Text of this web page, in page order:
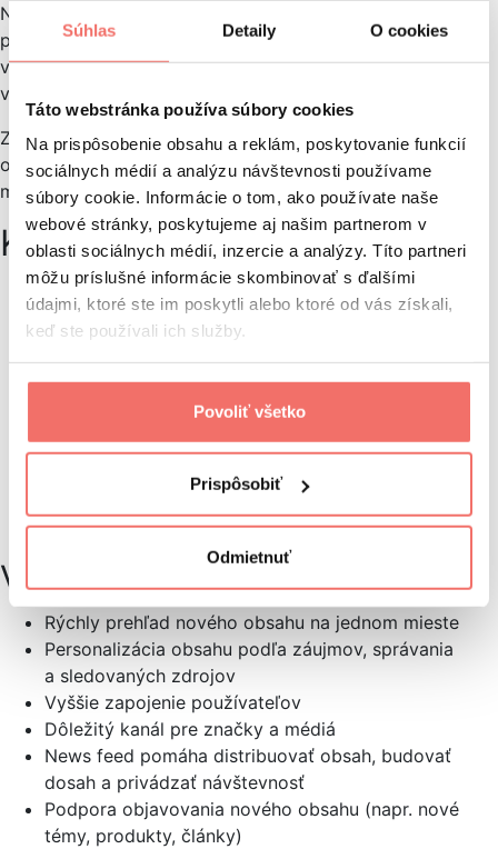
Súhlas Detaily O cookies
Táto webstránka používa súbory cookies
Na prispôsobenie obsahu a reklám, poskytovanie funkcií
sociálnych médií a analýzu návštevnosti používame
súbory cookie. Informácie o tom, ako používate naše
webové stránky, poskytujeme aj našim partnerom v
oblasti sociálnych médií, inzercie a analýzy. Títo partneri
môžu príslušné informácie skombinovať s ďalšími
údajmi, ktoré ste im poskytli alebo ktoré od vás získali,
keď ste používali ich služby.
Povoliť všetko
Prispôsobiť
Odmietnuť
Na sociálnych médiách sa pojem výrazne presadil najmä
prostredníctvom Facebooku, ktorý newsfeed predstavil
v roku 2006 ako novúdomovskú stránku; používateľ tu
videl priebežný zoznam aktivít svojich priateľov.
Zavedenie tejto funkcie vyvolalo aj kritiku z dôvodu obáv
ohľadom súkromia; Facebook následne pridal ďalšie
možnosti kontroly súkromia.
Kde sa newsfeed používa
Sociálne siete – napr. Facebook, Instagram, LinkedIn,
X, TikTok
Spravodajské weby a aplikácie – feedy
na zobrazovanie najnovších článkov
Firemné intranety – napr. pre interné oznámenia,
novinky, dokumenty
Mobilné aplikácie – napr. novinky, odporúčania
alebo systémové upozornenia
Výhody news feedu
Rýchly prehľad nového obsahu na jednom mieste
Personalizácia obsahu podľa záujmov, správania
a sledovaných zdrojov
Vyššie zapojenie používateľov
Dôležitý kanál pre značky a médiá
News feed pomáha distribuovať obsah, budovať
dosah a privádzať návštevnosť
Podpora objavovania nového obsahu (napr. nové
témy, produkty, články)